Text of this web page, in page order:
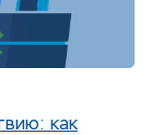
как